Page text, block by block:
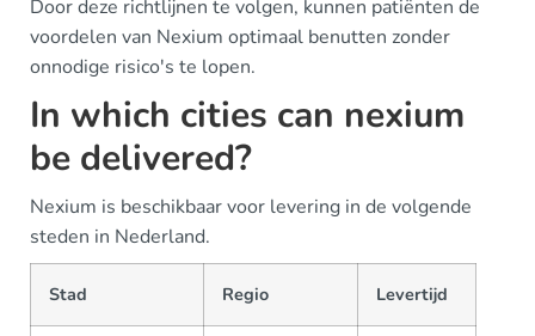
Door deze richtlijnen te volgen, kunnen patiënten de
voordelen van Nexium optimaal benutten zonder
onnodige risico's te lopen.
In which cities can nexium
be delivered?
Nexium is beschikbaar voor levering in de volgende
steden in Nederland.
Stad Regio Levertijd